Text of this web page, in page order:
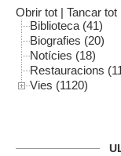
Obrir tot | Tancar tot
Biblioteca (41)
Biografies (20)
Notícies (18)
Restauracions
Vies (1120)